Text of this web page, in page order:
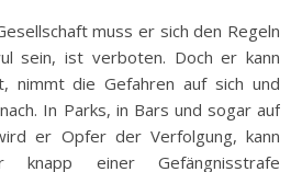
muss er sich den Regeln
sein, ist verboten. Doch er kann
nimmt die Gefahren auf sich und
In Parks, in Bars und sogar auf
er Opfer der Verfolgung, kann
einer Gefängnisstrafe